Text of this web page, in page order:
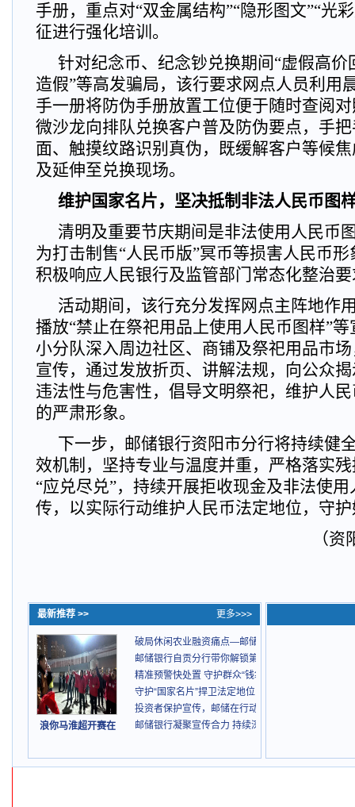
手册，重点对“双金属结构”“隐形图文”“光
征进行强化培训。
针对纪念币、纪念钞兑换期间“虚假高价
造假”等高发骗局，该行要求网点人员利用
手一册将防伪手册放置工位便于随时查阅
微沙龙向排队兑换客户普及防伪要点，手
面、触摸纹路识别真伪，既缓解客户等候
及延伸至兑换现场。
维护国家名片，坚决抵制非法人民币图
清明及重要节庆期间是非法使用人民币
为打击制售“人民币版”冥币等损害人民币
积极响应人民银行及监管部门常态化整治
活动期间，该行充分发挥网点主阵地作
播放“禁止在祭祀用品上使用人民币图样”
小分队深入周边社区、商铺及祭祀用品市
宣传，通过发放折页、讲解法规，向公众
违法性与危害性，倡导文明祭祀，维护人
的严肃形象。
下一步，邮储银行资阳市分行将持续健
效机制，坚持专业与温度并重，严格落实
“应兑尽兑”，持续开展拒收现金及非法使
传，以实际行动维护人民币法定地位，守
（
最新推荐 >> 更多>>>
浪你马淮超开赛在
破局休闲农业融资痛点—邮储银行自贡分行落地全省
邮储银行自贡分行带你解锁第32届自贡灯会的“满分
精准预警快处置 守护群众“钱袋子”
守护“国家名片”捍卫法定地位：邮储5.15护航金融民
投资者保护宣传，邮储在行动
邮储银行凝聚宣传合力 持续深化金融领域扫黑除恶